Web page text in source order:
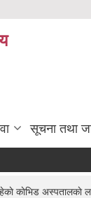
सूचना तथा
काेभिड अस्पतालकाे